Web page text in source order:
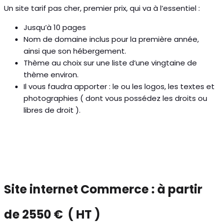
Un site tarif pas cher, premier prix, qui va à l’essentiel :
Jusqu’à 10 pages
Nom de domaine inclus pour la première année,
ainsi que son hébergement.
Thème au choix sur une liste d’une vingtaine de
thème environ.
Il vous faudra apporter : le ou les logos, les textes et
photographies ( dont vous possédez les droits ou
libres de droit ).
Site internet Commerce : à partir
de 2550 € ( HT )